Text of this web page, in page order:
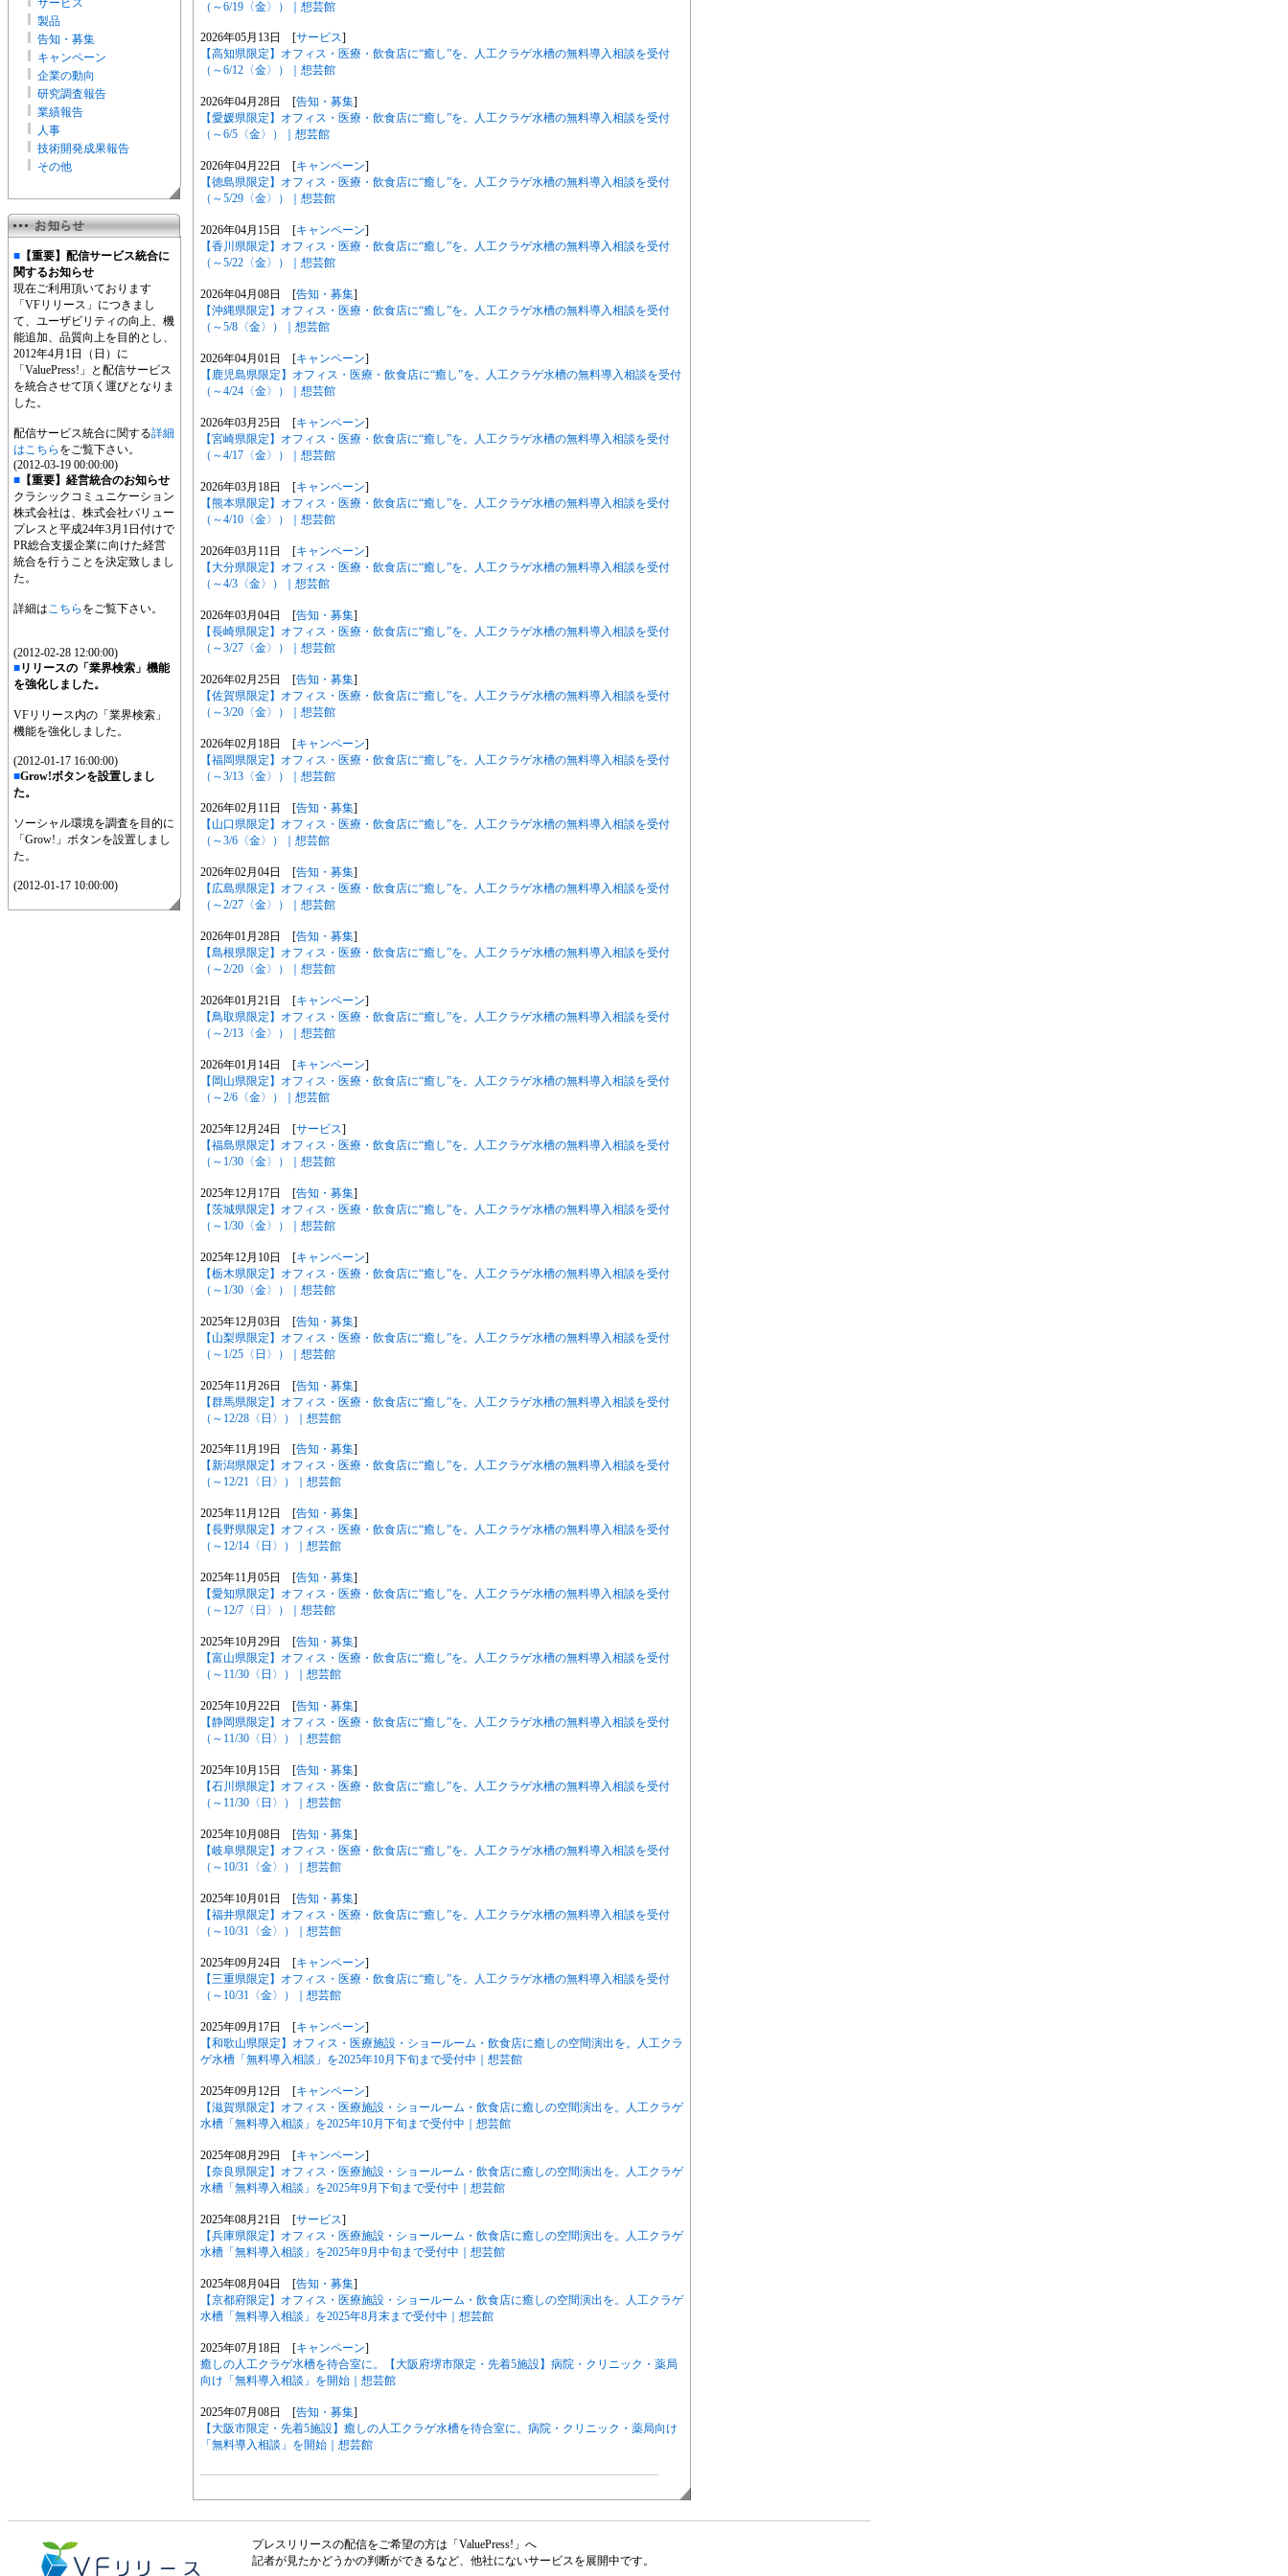
サービス
製品
告知・募集
キャンペーン
企業の動向
研究調査報告
業績報告
人事
技術開発成果報告
その他
■ 【重要】配信サービス統合に
関するお知らせ
現在ご利用頂いております
「VFリリース」につきまし
て、ユーザビリティの向上、機
能追加、品質向上を目的とし、
2012年4月1日（日）に
「ValuePress!」と配信サービス
を統合させて頂く運びとなりま
した。
配信サービス統合に関する詳細
はこちら をご覧下さい。
(2012-03-19 00:00:00)
■ 【重要】経営統合のお知らせ
クラシックコミュニケーション
株式会社は、株式会社バリュー
プレスと平成24年3月1日付けで
PR総合支援企業に向けた経営
統合を行うことを決定致しまし
た。
詳細はこちら をご覧下さい。
(2012-02-28 12:00:00)
■リリースの「業界検索」機能
を強化しました。
VFリリース内の「業界検索」
機能を強化しました。
(2012-01-17 16:00:00)
■Grow!ボタンを設置しまし
た。
ソーシャル環境を調査を目的に
「Grow!」ボタンを設置しまし
た。
(2012-01-17 10:00:00)
（～6/19〈金〉）｜想芸館
2026年05月13日 [サービス]
【高知県限定】オフィス・医療・飲食店に“癒し”を。人工クラゲ水槽の無料導入相談を受付
（～6/12〈金〉）｜想芸館
2026年04月28日 [告知・募集]
【愛媛県限定】オフィス・医療・飲食店に“癒し”を。人工クラゲ水槽の無料導入相談を受付
（～6/5〈金〉）｜想芸館
2026年04月22日 [キャンペーン]
【徳島県限定】オフィス・医療・飲食店に“癒し”を。人工クラゲ水槽の無料導入相談を受付
（～5/29〈金〉）｜想芸館
2026年04月15日 [キャンペーン]
【香川県限定】オフィス・医療・飲食店に“癒し”を。人工クラゲ水槽の無料導入相談を受付
（～5/22〈金〉）｜想芸館
2026年04月08日 [告知・募集]
【沖縄県限定】オフィス・医療・飲食店に“癒し”を。人工クラゲ水槽の無料導入相談を受付
（～5/8〈金〉）｜想芸館
2026年04月01日 [キャンペーン]
【鹿児島県限定】オフィス・医療・飲食店に“癒し”を。人工クラゲ水槽の無料導入相談を受付
（～4/24〈金〉）｜想芸館
2026年03月25日 [キャンペーン]
【宮崎県限定】オフィス・医療・飲食店に“癒し”を。人工クラゲ水槽の無料導入相談を受付
（～4/17〈金〉）｜想芸館
2026年03月18日 [キャンペーン]
【熊本県限定】オフィス・医療・飲食店に“癒し”を。人工クラゲ水槽の無料導入相談を受付
（～4/10〈金〉）｜想芸館
2026年03月11日 [キャンペーン]
【大分県限定】オフィス・医療・飲食店に“癒し”を。人工クラゲ水槽の無料導入相談を受付
（～4/3〈金〉）｜想芸館
2026年03月04日 [告知・募集]
【長崎県限定】オフィス・医療・飲食店に“癒し”を。人工クラゲ水槽の無料導入相談を受付
（～3/27〈金〉）｜想芸館
2026年02月25日 [告知・募集]
【佐賀県限定】オフィス・医療・飲食店に“癒し”を。人工クラゲ水槽の無料導入相談を受付
（～3/20〈金〉）｜想芸館
2026年02月18日 [キャンペーン]
【福岡県限定】オフィス・医療・飲食店に“癒し”を。人工クラゲ水槽の無料導入相談を受付
（～3/13〈金〉）｜想芸館
2026年02月11日 [告知・募集]
【山口県限定】オフィス・医療・飲食店に“癒し”を。人工クラゲ水槽の無料導入相談を受付
（～3/6〈金〉）｜想芸館
2026年02月04日 [告知・募集]
【広島県限定】オフィス・医療・飲食店に“癒し”を。人工クラゲ水槽の無料導入相談を受付
（～2/27〈金〉）｜想芸館
2026年01月28日 [告知・募集]
【島根県限定】オフィス・医療・飲食店に“癒し”を。人工クラゲ水槽の無料導入相談を受付
（～2/20〈金〉）｜想芸館
2026年01月21日 [キャンペーン]
【鳥取県限定】オフィス・医療・飲食店に“癒し”を。人工クラゲ水槽の無料導入相談を受付
（～2/13〈金〉）｜想芸館
2026年01月14日 [キャンペーン]
【岡山県限定】オフィス・医療・飲食店に“癒し”を。人工クラゲ水槽の無料導入相談を受付
（～2/6〈金〉）｜想芸館
2025年12月24日 [サービス]
【福島県限定】オフィス・医療・飲食店に“癒し”を。人工クラゲ水槽の無料導入相談を受付
（～1/30〈金〉）｜想芸館
2025年12月17日 [告知・募集]
【茨城県限定】オフィス・医療・飲食店に“癒し”を。人工クラゲ水槽の無料導入相談を受付
（～1/30〈金〉）｜想芸館
2025年12月10日 [キャンペーン]
【栃木県限定】オフィス・医療・飲食店に“癒し”を。人工クラゲ水槽の無料導入相談を受付
（～1/30〈金〉）｜想芸館
2025年12月03日 [告知・募集]
【山梨県限定】オフィス・医療・飲食店に“癒し”を。人工クラゲ水槽の無料導入相談を受付
（～1/25〈日〉）｜想芸館
2025年11月26日 [告知・募集]
【群馬県限定】オフィス・医療・飲食店に“癒し”を。人工クラゲ水槽の無料導入相談を受付
（～12/28〈日〉）｜想芸館
2025年11月19日 [告知・募集]
【新潟県限定】オフィス・医療・飲食店に“癒し”を。人工クラゲ水槽の無料導入相談を受付
（～12/21〈日〉）｜想芸館
2025年11月12日 [告知・募集]
【長野県限定】オフィス・医療・飲食店に“癒し”を。人工クラゲ水槽の無料導入相談を受付
（～12/14〈日〉）｜想芸館
2025年11月05日 [告知・募集]
【愛知県限定】オフィス・医療・飲食店に“癒し”を。人工クラゲ水槽の無料導入相談を受付
（～12/7〈日〉）｜想芸館
2025年10月29日 [告知・募集]
【富山県限定】オフィス・医療・飲食店に“癒し”を。人工クラゲ水槽の無料導入相談を受付
（～11/30〈日〉）｜想芸館
2025年10月22日 [告知・募集]
【静岡県限定】オフィス・医療・飲食店に“癒し”を。人工クラゲ水槽の無料導入相談を受付
（～11/30〈日〉）｜想芸館
2025年10月15日 [告知・募集]
【石川県限定】オフィス・医療・飲食店に“癒し”を。人工クラゲ水槽の無料導入相談を受付
（～11/30〈日〉）｜想芸館
2025年10月08日 [告知・募集]
【岐阜県限定】オフィス・医療・飲食店に“癒し”を。人工クラゲ水槽の無料導入相談を受付
（～10/31〈金〉）｜想芸館
2025年10月01日 [告知・募集]
【福井県限定】オフィス・医療・飲食店に“癒し”を。人工クラゲ水槽の無料導入相談を受付
（～10/31〈金〉）｜想芸館
2025年09月24日 [キャンペーン]
【三重県限定】オフィス・医療・飲食店に“癒し”を。人工クラゲ水槽の無料導入相談を受付
（～10/31〈金〉）｜想芸館
2025年09月17日 [キャンペーン]
【和歌山県限定】オフィス・医療施設・ショールーム・飲食店に癒しの空間演出を。人工クラ
ゲ水槽「無料導入相談」を2025年10月下旬まで受付中｜想芸館
2025年09月12日 [キャンペーン]
【滋賀県限定】オフィス・医療施設・ショールーム・飲食店に癒しの空間演出を。人工クラゲ
水槽「無料導入相談」を2025年10月下旬まで受付中｜想芸館
2025年08月29日 [キャンペーン]
【奈良県限定】オフィス・医療施設・ショールーム・飲食店に癒しの空間演出を。人工クラゲ
水槽「無料導入相談」を2025年9月下旬まで受付中｜想芸館
2025年08月21日 [サービス]
【兵庫県限定】オフィス・医療施設・ショールーム・飲食店に癒しの空間演出を。人工クラゲ
水槽「無料導入相談」を2025年9月中旬まで受付中｜想芸館
2025年08月04日 [告知・募集]
【京都府限定】オフィス・医療施設・ショールーム・飲食店に癒しの空間演出を。人工クラゲ
水槽「無料導入相談」を2025年8月末まで受付中｜想芸館
2025年07月18日 [キャンペーン]
癒しの人工クラゲ水槽を待合室に。【大阪府堺市限定・先着5施設】病院・クリニック・薬局
向け「無料導入相談」を開始｜想芸館
2025年07月08日 [告知・募集]
【大阪市限定・先着5施設】癒しの人工クラゲ水槽を待合室に。病院・クリニック・薬局向け
「無料導入相談」を開始｜想芸館
プレスリリースの配信をご希望の方は「ValuePress!」へ
記者が見たかどうかの判断ができるなど、他社にないサービスを展開中です。